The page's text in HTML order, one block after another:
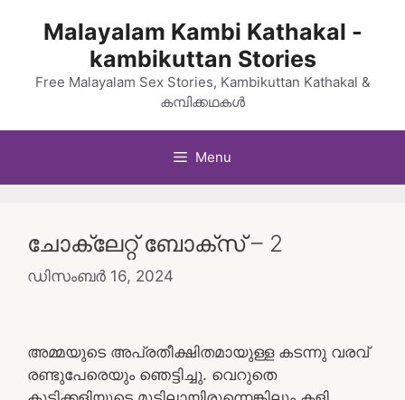
Malayalam Kambi Kathakal -
kambikuttan Stories
Free Malayalam Sex Stories, Kambikuttan Kathakal &
കമ്പിക്കഥകൾ
Menu
ചോക്ലേറ്റ് ബോക്സ് – 2
ഡിസംബർ 16, 2024
അമ്മയുടെ അപ്രതീക്ഷിതമായുള്ള കടന്നു വരവ്
രണ്ടുപേരെയും ഞെട്ടിച്ചു. വെറുതെ